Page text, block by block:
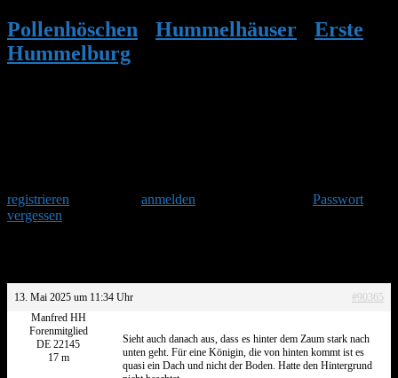
Pollenhöschen Hummelhäuser
Erste
Hummelburg
registrieren
anmelden
Passwort
vergessen
13. Mai 2025 um 11:34 Uhr
#90365
Manfred HH
Forenmitglied
DE 22145
17 m
Sieht auch danach aus, dass es hinter dem Zaum stark nach
unten geht. Für eine Königin, die von hinten kommt ist es
quasi ein Dach und nicht der Boden. Hatte den Hintergrund